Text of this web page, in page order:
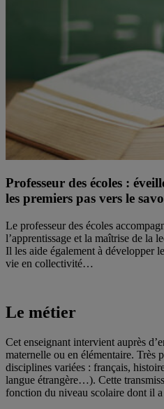
Professeur des écoles :
les premiers pas vers le
Le professeur des écoles
l’apprentissage et la maîtrise de la
Il les aide également à développer
vie en collectivité…
Le métier
Cet enseignant intervient auprès
maternelle ou en élémentaire. Très
disciplines variées : français,
langue étrangère…). Cette
fonction du niveau scolaire dont il a